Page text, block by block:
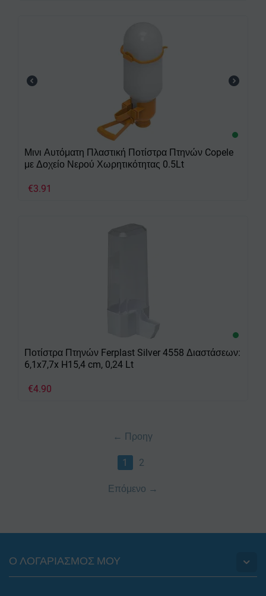
Μινι Αυτόματη Πλαστική Ποτίστρα Πτηνών Copele
με Δοχείο Νερού Χωρητικότητας 0.5Lt
€3.91
Ποτίστρα Πτηνών Ferplast Silver 4558 Διαστάσεων:
6,1x7,7x H15,4 cm, 0,24 Lt
€4.90
Προηγ
1 2
Επόμενο
Ο ΛΟΓΑΡΙΑΣΜΟΣ ΜΟΥ